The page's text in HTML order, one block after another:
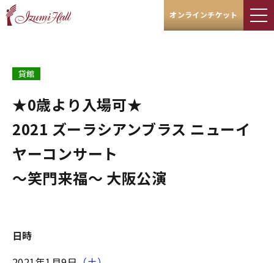
オンラインチケット
貸館
★0歳より入場可★
2021 ズーラシアンブラス ニューイ
ヤーコンサート
〜笑門来福〜 大阪公演
日時